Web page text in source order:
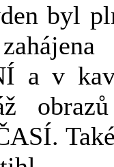
byl
a v